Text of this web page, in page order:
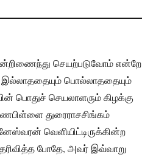
செயற்படுவோம் என்றே
பொல்லாததையும்
பொதுச் செயலாளரும் கிழக்கு
துரைராசசிங்கம்
வெளியிட்டிருக்கின்ற
போதே, அவர் இவ்வாறு